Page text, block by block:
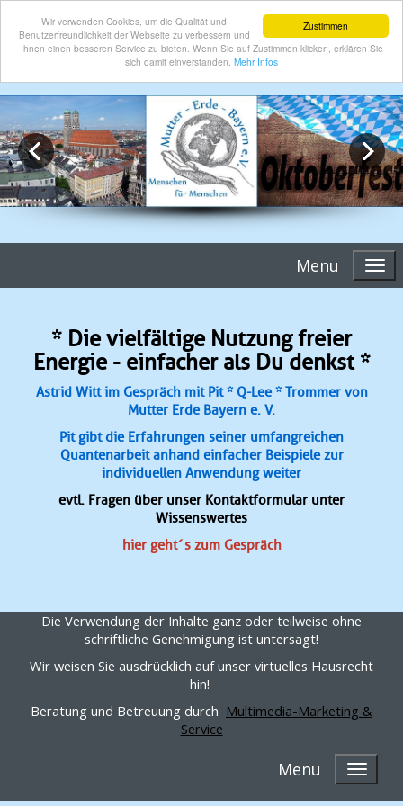
Zustimmen
Wir verwenden Cookies, um die Qualität und
Benutzerfreundlichkeit der Webseite zu verbessern und
Ihnen einen besseren Service zu bieten. Wenn Sie auf Zustimmen klicken, erklären Sie
sich damit einverstanden. Mehr Infos
Menu
* Die vielfältige Nutzung freier
Energie - einfacher als Du denkst *
Astrid Witt im Gespräch mit Pit * Q-Lee * Trommer von
Mutter Erde Bayern e. V.
Pit gibt die Erfahrungen seiner umfangreichen
Quantenarbeit anhand einfacher Beispiele zur
individuellen Anwendung weiter
evtl. Fragen über unser Kontaktformular unter
Wissenswertes
hier geht´s zum Gespräch
Die Verwendung der Inhalte ganz oder teilweise ohne
schriftliche Genehmigung ist untersagt!
Wir weisen Sie ausdrücklich auf unser virtuelles Hausrecht
hin!
Beratung und Betreuung durch Multimedia-Marketing &
Service
Menu